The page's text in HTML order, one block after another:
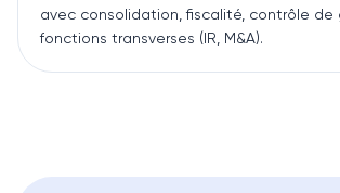
avec consolidation, fiscalité, contrôle de
fonctions transverses (IR, M&A).